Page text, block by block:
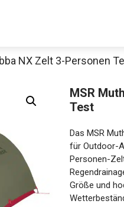
NX Zelt 3-Personen
MSR
Personen
Das MSR
für Outdoor-
Personen-
Kompakte
Vielseitigkeit
Schaue dir jetzt die